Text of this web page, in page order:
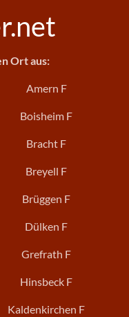
Ort aus:
Amern F
Boisheim F
Bracht F
Breyell F
Brüggen F
Dülken F
Grefrath F
Hinsbeck F
Kaldenkirchen F